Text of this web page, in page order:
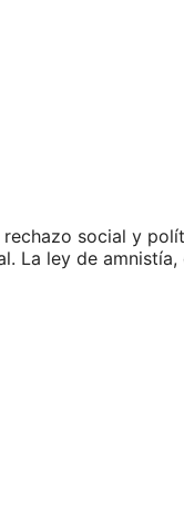
social y
La ley de